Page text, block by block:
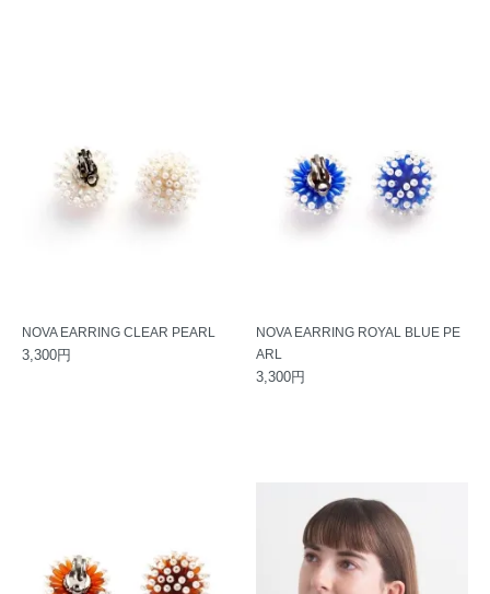
NOVA EARRING CLEAR PEARL
3,300円
NOVA EARRING ROYAL BLUE PE
ARL
3,300円